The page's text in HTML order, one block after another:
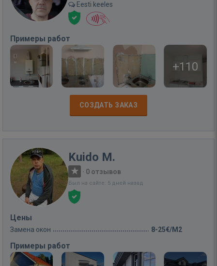
Eesti keeles
Примеры работ
+110
СОЗДАТЬ ЗАКАЗ
Kuido M.
· 0 отзывов
Был на сайте: 5 дней назад
Цены
Замена окон 8-25€/M2
Примеры работ